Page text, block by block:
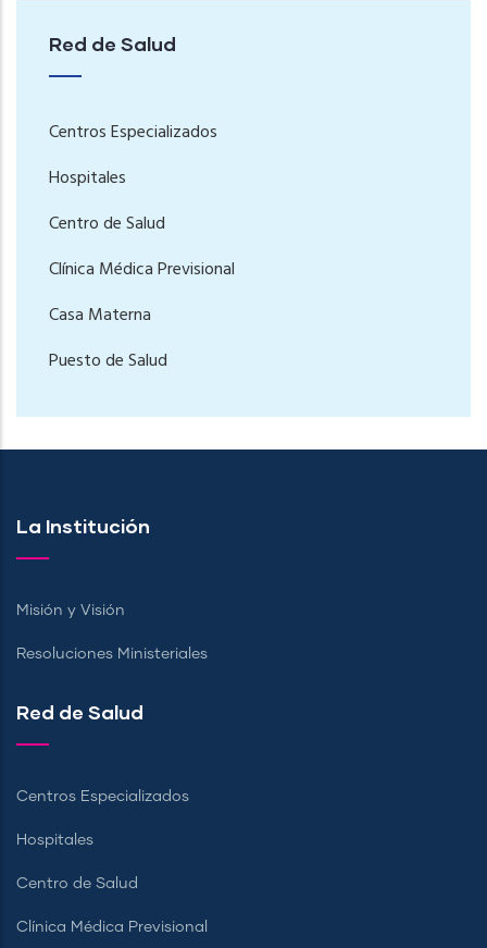
Red de Salud
Centros Especializados
Hospitales
Centro de Salud
Clínica Médica Previsional
Casa Materna
Puesto de Salud
La Institución
Misión y Visión
Resoluciones Ministeriales
Red de Salud
Centros Especializados
Hospitales
Centro de Salud
Clínica Médica Previsional